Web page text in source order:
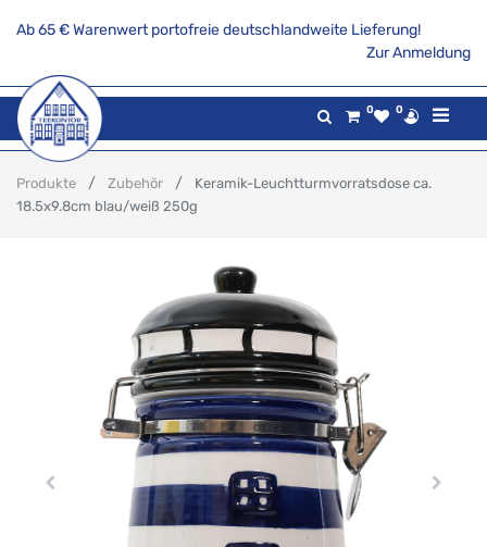
Ab 65 € Warenwert portofreie deutschlandweite Lieferung!
Zur Anmeldung
0 0
Produkte Zubehör
Keramik-Leuchtturmvorratsdose ca.
18.5x9.8cm blau/weiß 250g